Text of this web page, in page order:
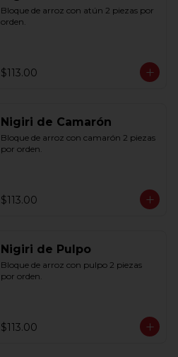
Bloque de arroz con atún 2 piezas por
orden.
$113.00
Nigiri de Camarón
Bloque de arroz con camarón 2 piezas
por orden.
$113.00
Nigiri de Pulpo
Bloque de arroz con pulpo 2 piezas
por orden.
$113.00